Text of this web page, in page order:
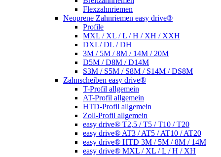
Flexzahnriemen
Neoprene Zahnriemen easy drive®
Profile
MXL / XL / L / H / XH / XXH
DXL/ DL / DH
3M / 5M / 8M / 14M / 20M
D5M / D8M / D14M
S3M / S5M / S8M / S14M / DS8M
Zahnscheiben easy drive®
T-Profil allgemein
AT-Profil allgemein
HTD-Profil allgemein
Zoll-Profil allgemein
easy drive® T2,5 / T5 / T10 / T20
easy drive® AT3 / AT5 / AT10 / AT20
easy drive® HTD 3M / 5M / 8M / 14M
easy drive® MXL / XL / L / H / XH